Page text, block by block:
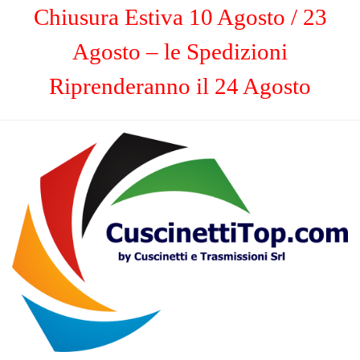
Chiusura Estiva 10 Agosto / 23
Agosto – le Spedizioni
Riprenderanno il 24 Agosto